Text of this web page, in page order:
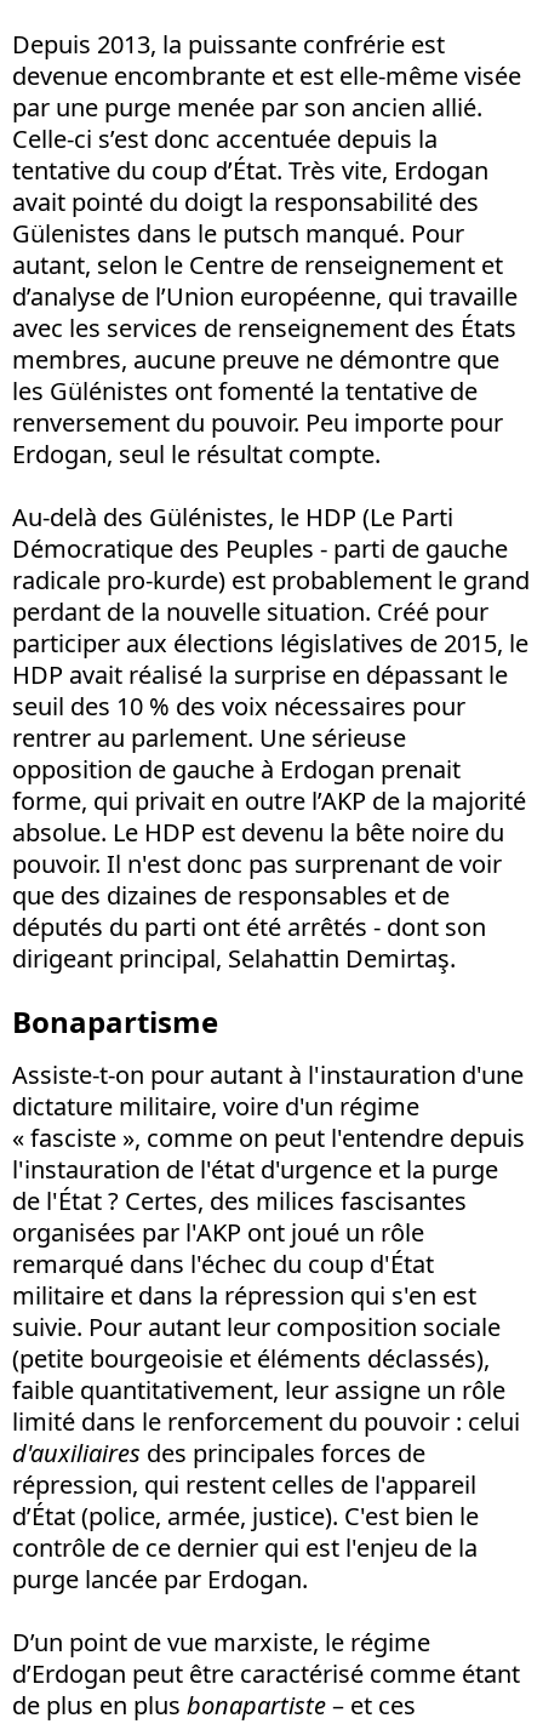
Depuis 2013, la puissante confrérie est
devenue encombrante et est elle-même visée
par une purge menée par son ancien allié.
Celle-ci s’est donc accentuée depuis la
tentative du coup d’État. Très vite, Erdogan
avait pointé du doigt la responsabilité des
Gülenistes dans le putsch manqué. Pour
autant, selon le Centre de renseignement et
d’analyse de l’Union européenne, qui travaille
avec les services de renseignement des États
membres, aucune preuve ne démontre que
les Gülénistes ont fomenté la tentative de
renversement du pouvoir. Peu importe pour
Erdogan, seul le résultat compte.
Au-delà des Gülénistes, le HDP (Le Parti
Démocratique des Peuples - parti de gauche
radicale pro-kurde) est probablement le grand
perdant de la nouvelle situation. Créé pour
participer aux élections législatives de 2015, le
HDP avait réalisé la surprise en dépassant le
seuil des 10 % des voix nécessaires pour
rentrer au parlement. Une sérieuse
opposition de gauche à Erdogan prenait
forme, qui privait en outre l’AKP de la majorité
absolue. Le HDP est devenu la bête noire du
pouvoir. Il n'est donc pas surprenant de voir
que des dizaines de responsables et de
députés du parti ont été arrêtés - dont son
dirigeant principal, Selahattin Demirtaş.
Bonapartisme
Assiste-t-on pour autant à l'instauration d'une
dictature militaire, voire d'un régime
« fasciste », comme on peut l'entendre depuis
l'instauration de l'état d'urgence et la purge
de l'État ? Certes, des milices fascisantes
organisées par l'AKP ont joué un rôle
remarqué dans l'échec du coup d'État
militaire et dans la répression qui s'en est
suivie. Pour autant leur composition sociale
(petite bourgeoisie et éléments déclassés),
faible quantitativement, leur assigne un rôle
limité dans le renforcement du pouvoir : celui
d'auxiliaires des principales forces de
répression, qui restent celles de l'appareil
d’État (police, armée, justice). C'est bien le
contrôle de ce dernier qui est l'enjeu de la
purge lancée par Erdogan.
D’un point de vue marxiste, le régime
d’Erdogan peut être caractérisé comme étant
de plus en plus bonapartiste– et ces